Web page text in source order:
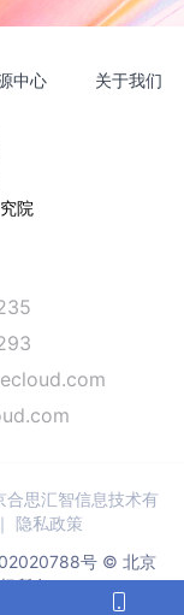
中心 关于我们
院
思汇智信息技术有
｜ 隐私政策
号 © 北京
所有